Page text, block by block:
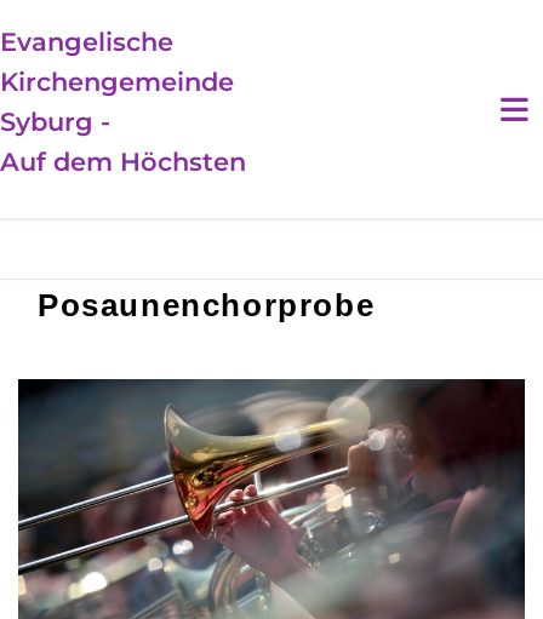
Evangelische
Kirchengemeinde
Syburg -
Auf dem Höchsten
Posaunenchorprobe